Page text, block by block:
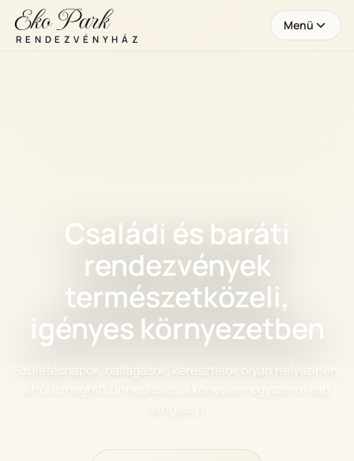
Eko Park
RENDEZVÉNYHÁZ
Menü
Családi és baráti
rendezvények
természetközeli,
igényes környezetben
Születésnapok, ballagások, keresztelők olyan helyszínen,
ahol a meghitt ünneplés és a kényelem egyszerre kap
hangsúlyt.